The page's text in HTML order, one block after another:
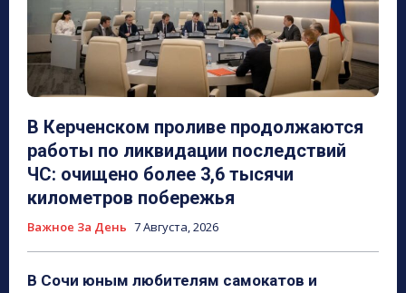
В Керченском проливе продолжаются
работы по ликвидации последствий
ЧС: очищено более 3,6 тысячи
километров побережья
Важное За День 7 Августа, 2026
В Сочи юным любителям самокатов и